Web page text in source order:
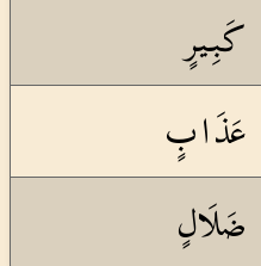
كَبِيرٍ
عَذَابٍ
ضَلَالٍ